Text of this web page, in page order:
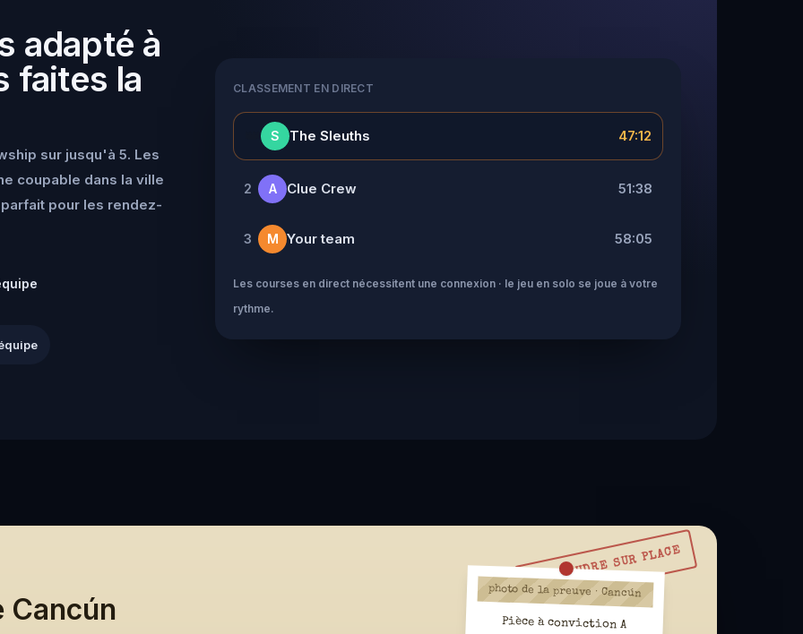
adapté à
faites la
sur jusqu'à 5. Les
coupable dans la ville
pour les rendez-
CLASSEMENT EN DIRECT
S The Sleuths 47:12
2 A Clue Crew 51:38
3 M Your team 58:05
Les courses en direct nécessitent une connexion · le jeu en solo se joue à votre
rythme.
À RÉSOUDRE SUR PLACE
Cancún photo de la preuve · Cancún
Pièce à conviction A